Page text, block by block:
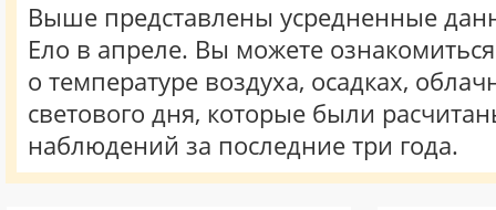
Выше представлены усредненные
Ело в апреле. Вы можете
о температуре воздуха, осадках,
светового дня, которые были
наблюдений за последние три года.